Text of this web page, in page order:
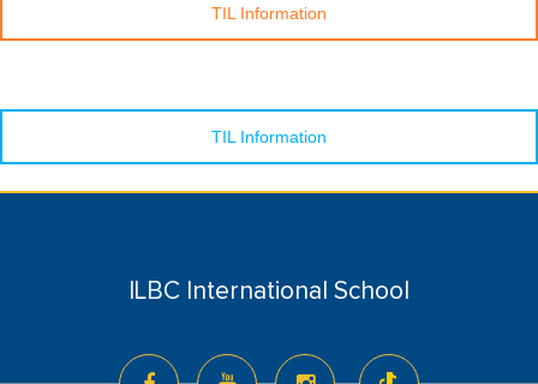
TIL Information
TIL Information
ILBC International School